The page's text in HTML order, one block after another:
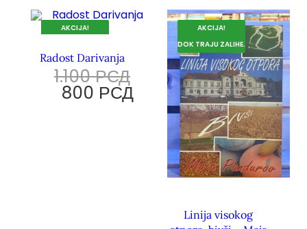
AKCIJA!
Radost Darivanja
1.100РСД
800 РСД
AKCIJA!
DOK TRAJU ZALIHE.
Linija visokog